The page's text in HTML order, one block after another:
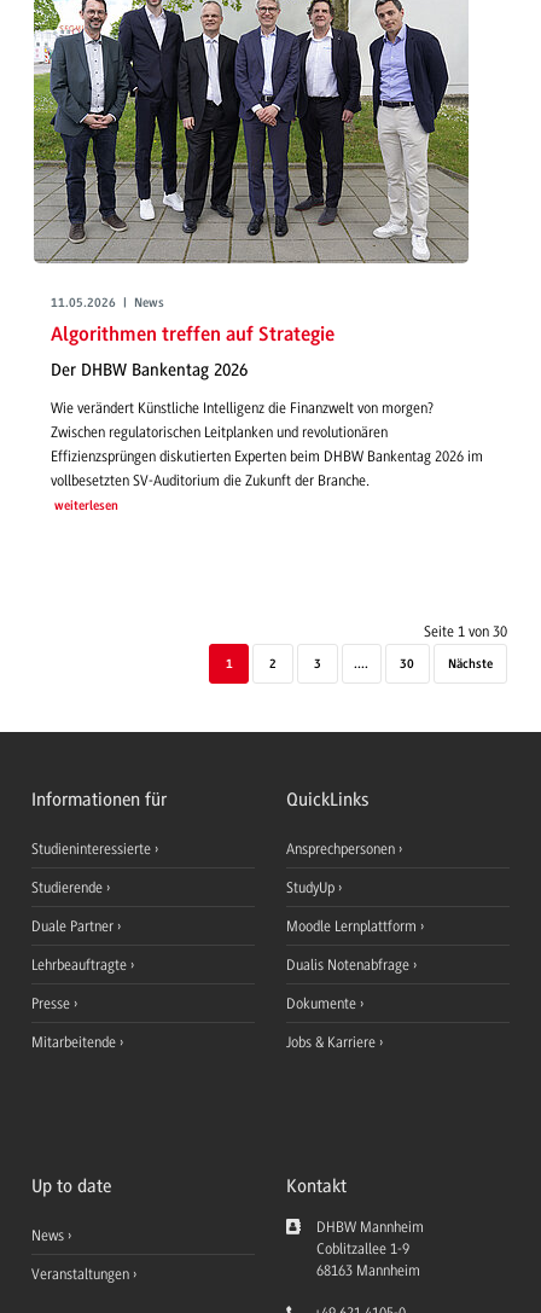
11.05.2026 | News
Algorithmen treffen auf Strategie
Der DHBW Bankentag 2026
Wie verändert Künstliche Intelligenz die Finanzwelt von morgen?
Zwischen regulatorischen Leitplanken und revolutionären
Effizienzsprüngen diskutierten Experten beim DHBW Bankentag 2026 im
vollbesetzten SV-Auditorium die Zukunft der Branche.
weiterlesen
Seite 1 von 30
1 2 3 .... 30 Nächste
Informationen für
Studieninteressierte
Studierende
Duale Partner
Lehrbeauftragte
Presse
Mitarbeitende
QuickLinks
Ansprechpersonen
StudyUp
Moodle Lernplattform
Dualis Notenabfrage
Dokumente
Jobs & Karriere
Up to date
News
Veranstaltungen
Kontakt
DHBW Mannheim
Coblitzallee 1-9
68163 Mannheim